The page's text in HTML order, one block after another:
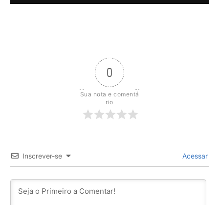
0
Sua nota e comentá
rio
Inscrever-se Acessar